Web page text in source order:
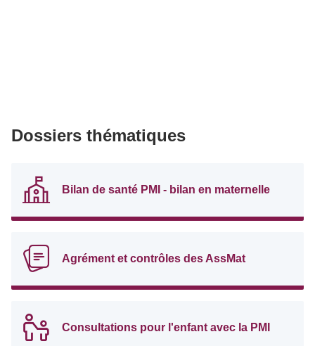
Dossiers thématiques
Bilan de santé PMI - bilan en maternelle
Agrément et contrôles des AssMat
Consultations pour l'enfant avec la PMI